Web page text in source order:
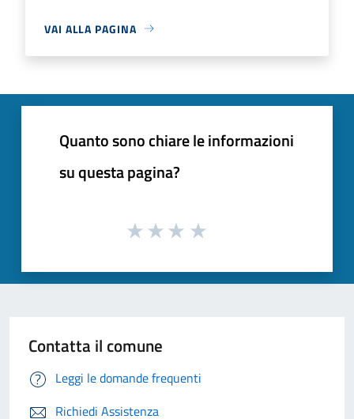
VAI ALLA PAGINA
Quanto sono chiare le informazioni
su questa pagina?
Contatta il comune
Leggi le domande frequenti
Richiedi Assistenza